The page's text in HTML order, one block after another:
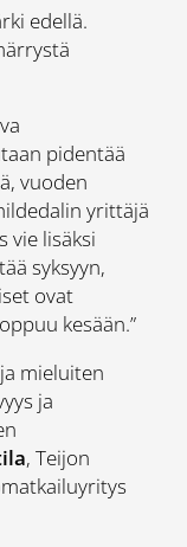
edellä.
pidentää
vuoden
yrittäjä
vie lisäksi
syksyyn,
ovat
kesään.”
mieluiten
ja
, Teijon